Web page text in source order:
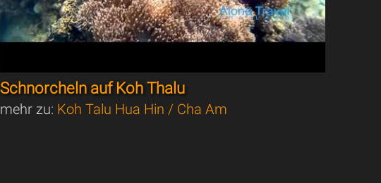
Schnorcheln auf Koh Thalu
mehr zu: Koh Talu Hua Hin / Cha Am